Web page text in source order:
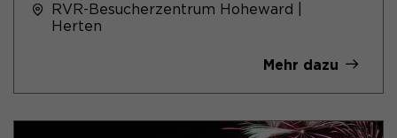
RVR-Besucherzentrum Hoheward |
Herten
Mehr dazu